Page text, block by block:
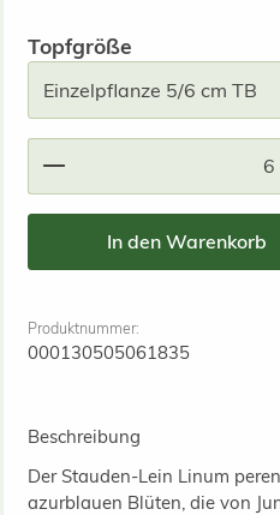
Topfgrößeauswählen
Produkt Anzahl: Gib
In den Warenkorb
Produktnummer:
000130505061835
Beschreibung
Der Stauden-Lein Linum
azurblauen Blüten, die von